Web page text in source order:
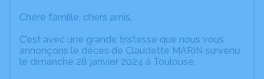
Chère famille, chers amis,
C’est avec une grande tristesse que nous vous
annonçons le décès de Claudette MARIN survenu
le dimanche 28 janvier 2024 à Toulouse.